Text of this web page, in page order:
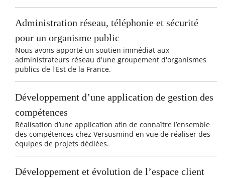
Administration réseau, téléphonie et sécurité
pour un organisme public
Nous avons apporté un soutien immédiat aux
administrateurs réseau d'une groupement d'organismes
publics de l'Est de la France.
Développement d’une application de gestion des
compétences
Réalisation d’une application afin de connaître l’ensemble
des compétences chez Versusmind en vue de réaliser des
équipes de projets dédiées.
Développement et évolution de l’espace client